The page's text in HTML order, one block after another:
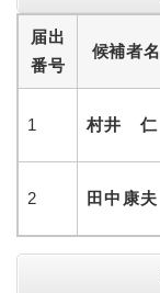
届出
番号
候補者名
1 村井 仁
2 田中康夫